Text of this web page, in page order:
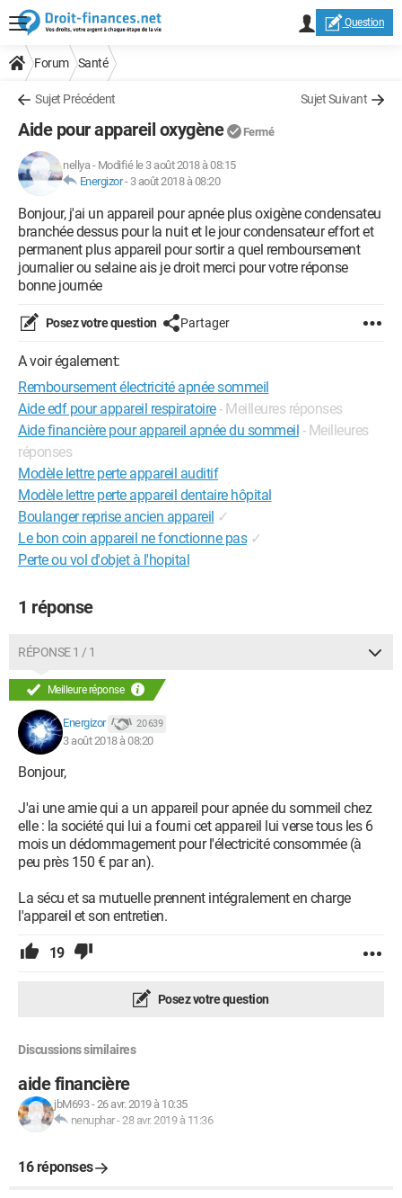
Question
Forum Santé
Sujet Précédent Sujet Suivant
Aide pour appareil oxygène Fermé
nellya- Modifié le 3 août 2018 à 08:15
Energizor- 3 août 2018 à 08:20
Bonjour, j'ai un appareil pour apnée plus oxigène condensateu
branchée dessus pour la nuit et le jour condensateur effort et
permanent plus appareil pour sortir a quel remboursement
journalier ou selaine ais je droit merci pour votre réponse
bonne journée
Posez votre question Partager
A voir également:
Remboursement électricité apnée sommeil
Aide edf pour appareil respiratoire- Meilleures réponses
Aide financière pour appareil apnée du sommeil - Meilleures
réponses
Modèle lettre perte appareil auditif
Modèle lettre perte appareil dentaire hôpital
Boulanger reprise ancien appareil ✓
Le bon coin appareil ne fonctionne pas ✓
Perte ou vol d'objet à l'hopital
1 réponse
RÉPONSE 1 / 1
Meilleure réponse
Energizor 20 639
3 août 2018 à 08:20
Bonjour,
J'ai une amie qui a un appareil pour apnée du sommeil chez
elle : la société qui lui a fourni cet appareil lui verse tous les 6
mois un dédommagement pour l'électricité consommée (à
peu près 150 € par an).
La sécu et sa mutuelle prennent intégralement en charge
l'appareil et son entretien.
19
Posez votre question
Discussions similaires
aide financière
jbM693-26 avr. 2019 à 10:35
nenuphar-28 avr. 2019 à 11:36
16 réponses